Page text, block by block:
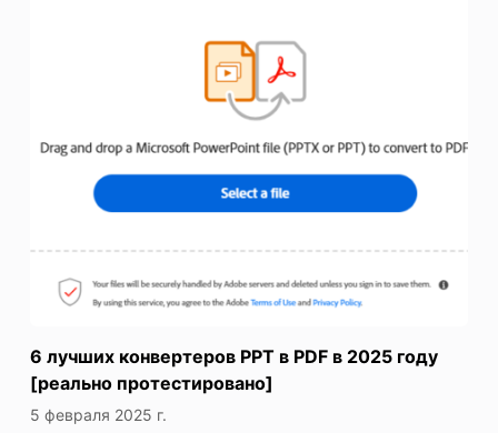
6 лучших конвертеров PPT в PDF в 2025 году
[реально протестировано]
5 февраля 2025 г.